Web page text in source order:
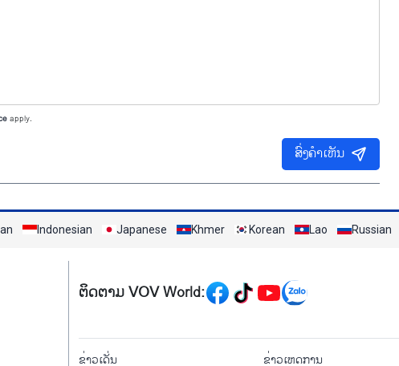
apply.
ສົ່ງຄຳເຫັນ
Indonesian Japanese Khmer Korean Lao Russian
Mạng xã hội
ຕິດຕາມ VOV World:
menu footer tiếng Lào
ຂ່າວເດັ່ນ ຂ່າວເຫດການ